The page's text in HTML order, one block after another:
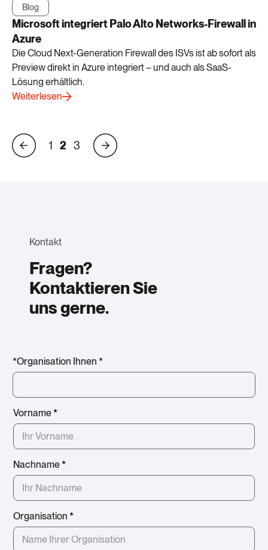
Blog
Microsoft integriert Palo Alto Networks-Firewall in
Azure
Die Cloud Next-Generation Firewall des ISVs ist ab sofort als
Preview direkt in Azure integriert – und auch als SaaS-
Lösung erhältlich.
Weiterlesen
1 2 3
Kontakt
Fragen?
Kontaktieren Sie
uns gerne.
*Organisation Ihnen *
Vorname*
Nachname*
Organisation *